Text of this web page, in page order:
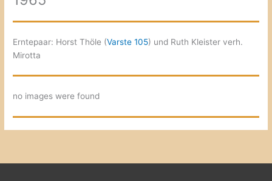
Erntepaar: Horst Thöle (Varste 105) und Ruth Kleister verh.
Mirotta
no images were found